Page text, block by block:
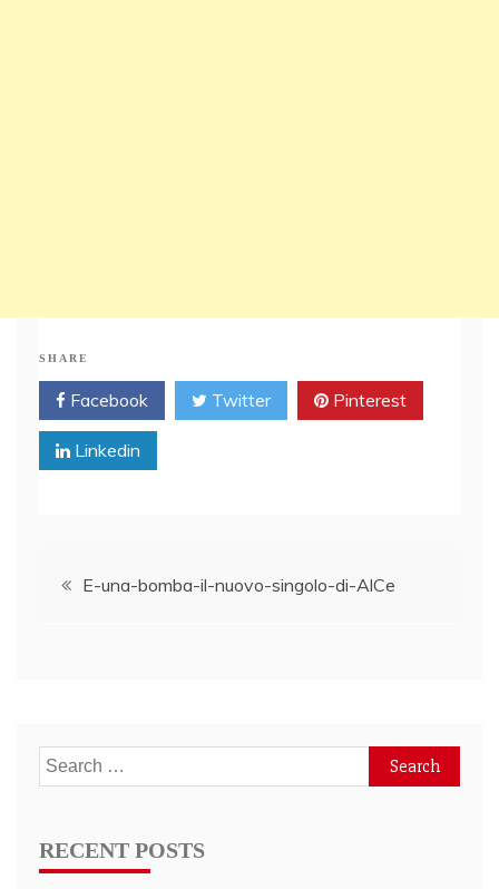
SHARE
Facebook Twitter Pinterest
Linkedin
PostE-una-bomba-il-nuovo-singolo-di-AlCe
Search
for:
RECENT POSTS